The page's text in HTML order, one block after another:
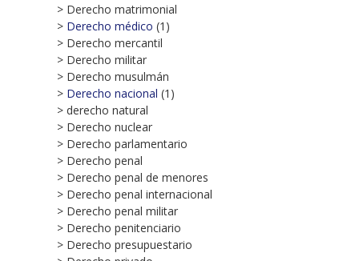
> Derecho matrimonial
> Derecho médico (1)
> Derecho mercantil
> Derecho militar
> Derecho musulmán
> Derecho nacional (1)
> derecho natural
> Derecho nuclear
> Derecho parlamentario
> Derecho penal
> Derecho penal de menores
> Derecho penal internacional
> Derecho penal militar
> Derecho penitenciario
> Derecho presupuestario